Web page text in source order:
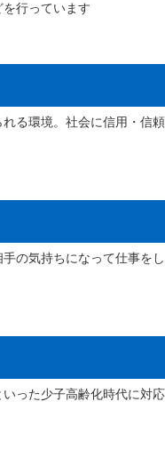
行っています
る環境。社会に信用・信
の気持ちになって仕事を
った少子高齢化時代に対